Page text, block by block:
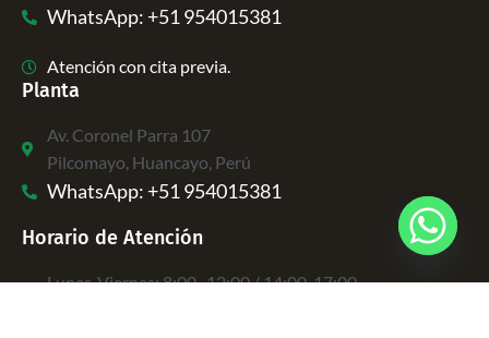
WhatsApp: +51 954015381
Atención con cita previa.
Planta
Av. Coronel Parra 107
Pilcomayo, Huancayo, Perú
WhatsApp: +51 954015381
Horario de Atención
Lunes-Viernes: 8:00 -12:00 / 14:00-17:00